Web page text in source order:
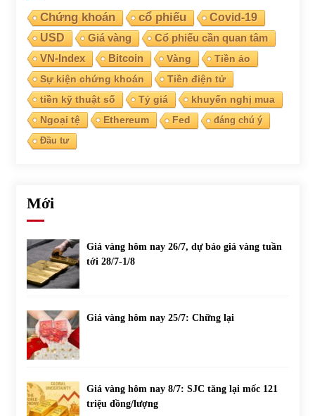
Chứng khoán cổ phiếu
Covid-19
USD
Giá vàng Cổ phiếu cần quan tâm
VN-Index Bitcoin Vàng
Tiền ảo
Sự kiện chứng khoán
Tiền điện tử
tiền kỹ thuật số
Tỷ giá
khuyến nghị mua
Ngoại tệ
Ethereum Fed
đáng chú ý
Đầu tư
Mới
Giá vàng hôm nay 26/7, dự báo giá vàng tuần
tới 28/7-1/8
Giá vàng hôm nay 25/7: Chững lại
Giá vàng hôm nay 8/7: SJC tăng lại mốc 121
triệu đồng/lượng